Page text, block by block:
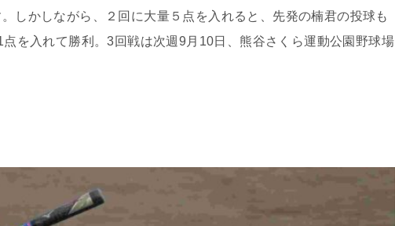
しかしながら、２回に大量５点を入れると、先発の楠君の投球も
を入れて勝利。3回戦は次週9月10日、熊谷さくら運動公園野球場